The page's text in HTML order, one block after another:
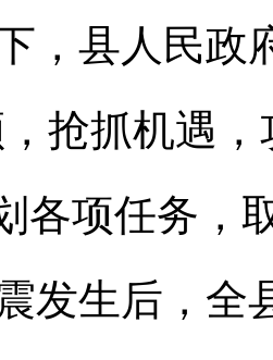
，县人民政
抢抓机遇
各项任务，
发生后，全